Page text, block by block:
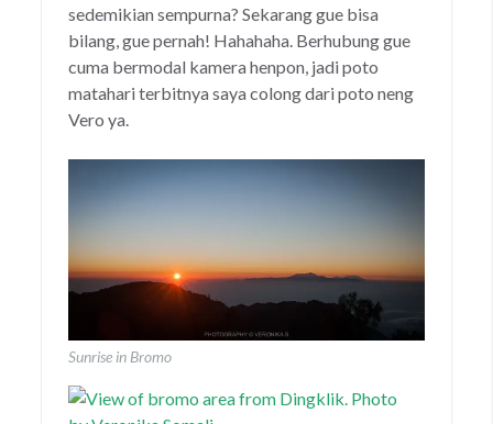
sedemikian sempurna? Sekarang gue bisa
bilang, gue pernah! Hahahaha. Berhubung gue
cuma bermodal kamera henpon, jadi poto
matahari terbitnya saya colong dari poto neng
Vero ya.
Sunrise in Bromo